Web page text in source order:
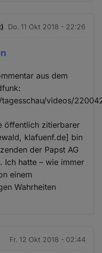
Do. 11 Okt 2018 - 22:26
aus dem
videos/
öffentlich zitierbarer
klafuenf.de] bin
der Papst AG
Ich hatte – wie immer
einem
Wahrheiten
Fr. 12 Okt 2018 - 02:44